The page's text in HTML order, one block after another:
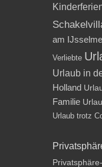
am
Verliebte
Urlaub in
Holland
Familie
Urlaub trotz